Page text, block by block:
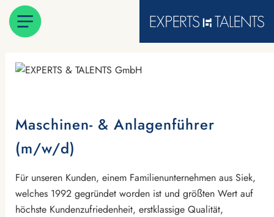
Maschinen- & Anlagenführer
(m/w/d)
Für unseren Kunden, einem Familienunternehmen aus Siek,
welches 1992 gegründet worden ist und größten Wert auf
höchste Kundenzufriedenheit, erstklassige Qualität,